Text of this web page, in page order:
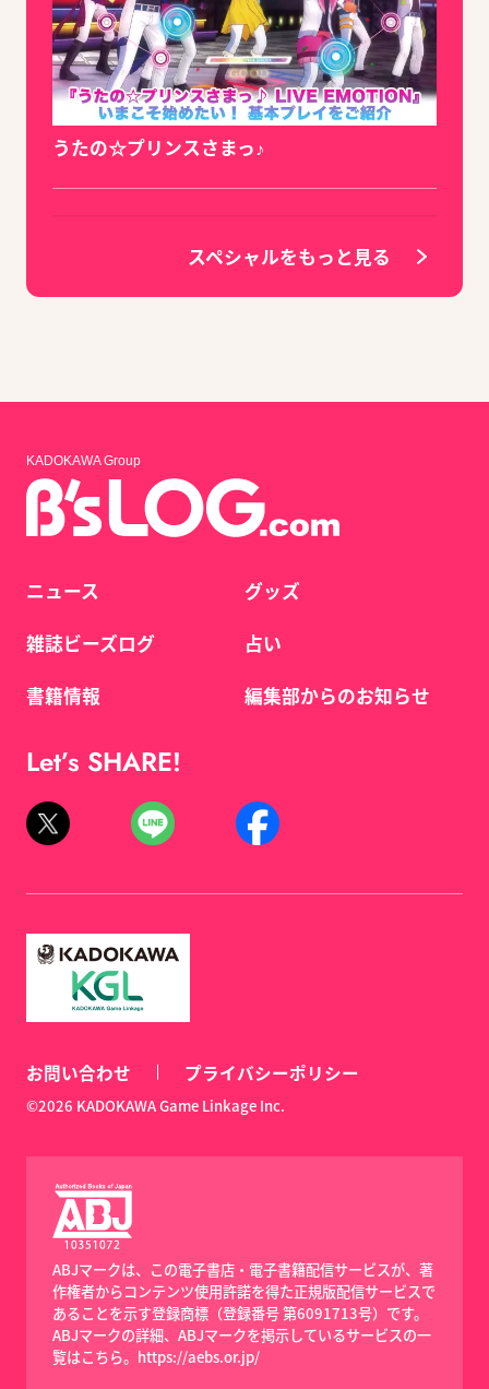
うたの☆プリンスさまっ♪
スペシャルをもっと見る
KADOKAWA Group
ニュース
雑誌ビーズログ
書籍情報
グッズ
占い
編集部からのお知らせ
Let’s SHARE!
お問い合わせ プライバシーポリシー
©2026 KADOKAWA Game Linkage Inc.
ABJマークは、この電子書店・電子書籍配信サービスが、著
作権者からコンテンツ使用許諾を得た正規版配信サービスで
あることを示す登録商標（登録番号 第6091713号）です。
ABJマークの詳細、ABJマークを掲示しているサービスの一
覧はこちら。 https://aebs.or.jp/